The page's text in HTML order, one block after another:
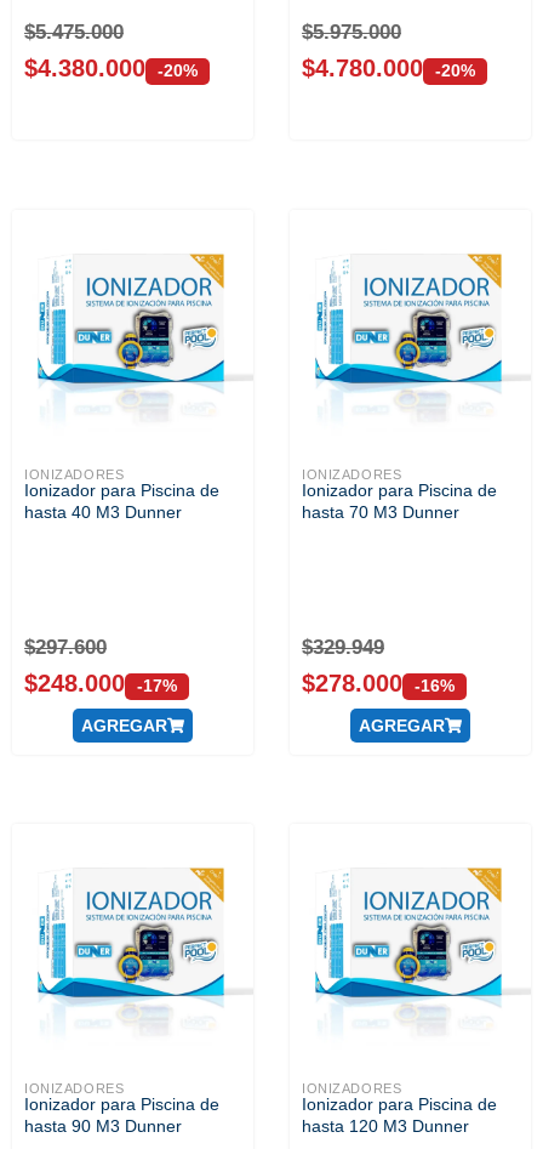
$5.475.000
$4.380.000 -20%
$5.975.000
$4.780.000 -20%
IONIZADORES
Ionizador para Piscina de
hasta 40 M3 Dunner
$297.600
$248.000 -17%
AGREGAR
IONIZADORES
Ionizador para Piscina de
hasta 70 M3 Dunner
$329.949
$278.000 -16%
AGREGAR
IONIZADORES
Ionizador para Piscina de
hasta 90 M3 Dunner
IONIZADORES
Ionizador para Piscina de
hasta 120 M3 Dunner